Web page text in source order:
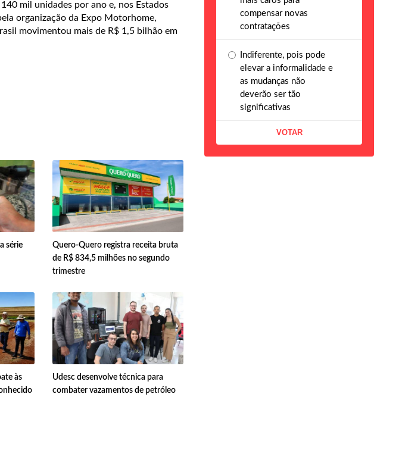
mil unidades por ano e, nos Estados
organização da Expo Motorhome,
movimentou mais de R$ 1,5 bilhão em
série
Quero-Quero registra receita bruta
de R$ 834,5 milhões no segundo
trimestre
às
Udesc desenvolve técnica para
combater vazamentos de petróleo
compensar novas
contratações
Indiferente, pois pode
elevar a informalidade e
as mudanças não
deverão ser tão
significativas